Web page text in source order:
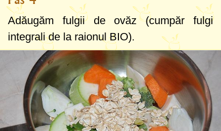
Adăugăm fulgii de ovăz (cumpăr fulgi
integrali de la raionul BIO).